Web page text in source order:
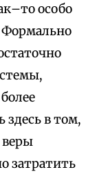
особо
Формально
в том,
затратить